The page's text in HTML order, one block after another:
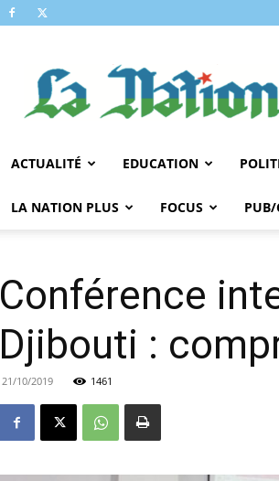
NATION
ACTUALITÉ EDUCATION
LA NATION PLUS FOCUS PUB/
Conférence
Djibouti :
21/10/2019 1461